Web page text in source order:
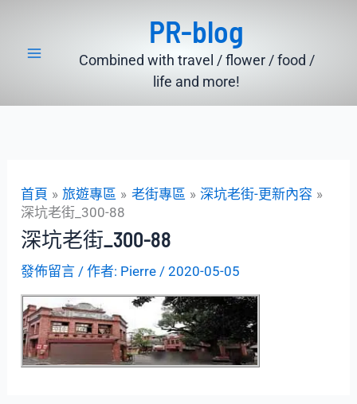
PR-blog
Combined with travel / flower / food /
life and more!
首頁 旅遊專區 老街專區
深坑老街-更新內容
深坑老街_300-88
深坑老街_300-88
發佈留言 / 作者: Pierre /2020-05-05